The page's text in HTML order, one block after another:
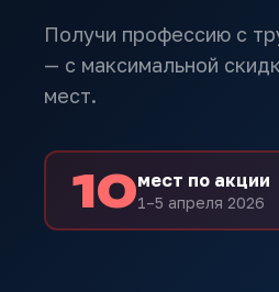
Получи профессию с
— с максимальной
мест.
10мест по акции
1–5 апреля 2026